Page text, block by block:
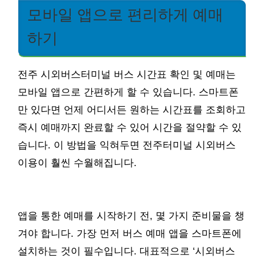
모바일 앱으로 편리하게 예매
하기
전주 시외버스터미널 버스 시간표 확인 및 예매는
모바일 앱으로 간편하게 할 수 있습니다. 스마트폰
만 있다면 언제 어디서든 원하는 시간표를 조회하고
즉시 예매까지 완료할 수 있어 시간을 절약할 수 있
습니다. 이 방법을 익혀두면 전주터미널 시외버스
이용이 훨씬 수월해집니다.
앱을 통한 예매를 시작하기 전, 몇 가지 준비물을 챙
겨야 합니다. 가장 먼저 버스 예매 앱을 스마트폰에
설치하는 것이 필수입니다. 대표적으로 ‘시외버스